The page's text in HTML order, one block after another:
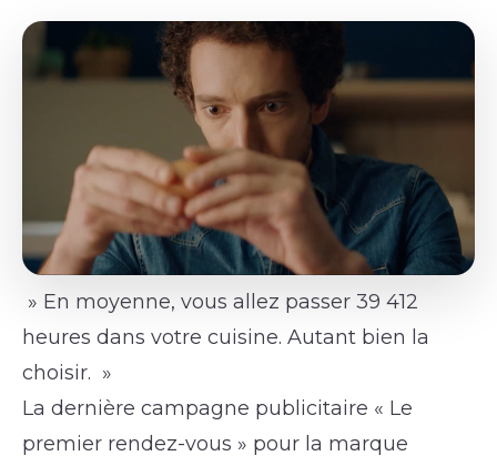
» En moyenne, vous allez passer 39 412
heures dans votre cuisine. Autant bien la
choisir. »
La dernière campagne publicitaire « Le
premier rendez-vous » pour la marque